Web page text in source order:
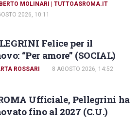
MOLINARI | TUTTOASROMA.IT
2026, 10:11
Felice per il
“Per amore” (SOCIAL)
ROSSARI 8 AGOSTO 2026, 14:52
Ufficiale, Pellegrini ha
fino al 2027 (C.U.)